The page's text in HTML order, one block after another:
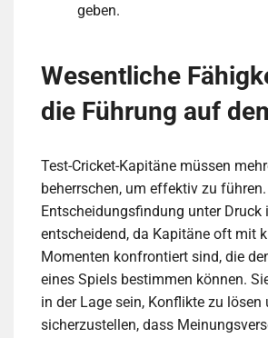
geben.
Wesentliche
die Führung auf
Test-Cricket-Kapitäne müssen
beherrschen, um effektiv zu führen.
Entscheidungsfindung unter Druck
entscheidend, da Kapitäne oft mit
Momenten konfrontiert sind, die
eines Spiels bestimmen können.
in der Lage sein, Konflikte zu lösen
sicherzustellen, dass